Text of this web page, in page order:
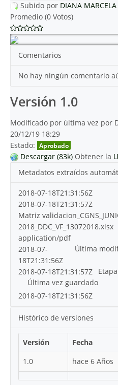
Subido por DIANA MARCELA
Promedio (0 Votos)
Comentarios
No hay ningún comentario
Versión 1.0
Modificado por última vez por
20/12/19 18:29
Estado: Aprobado
Descargar (83k) Obtener la
Metadatos extraídos
2018-07-18T21:31:56Z
2018-07-18T21:31:57Z
Matriz
2018_DDC_VF_13072018.xlsx
application/pdf
Última
2018-07-
18T21:31:56Z
2018-07-18T21:31:57Z
Última vez guardado
2018-07-18T21:31:56Z
Histórico de versiones
Versión Fecha
1.0
hace 6 Años